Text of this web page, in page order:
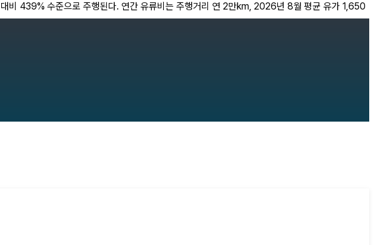
439% 수준으로 주행된다. 연간 유류비는 주행거리 연 2만km, 2026년 8월 평균 유가 1,650